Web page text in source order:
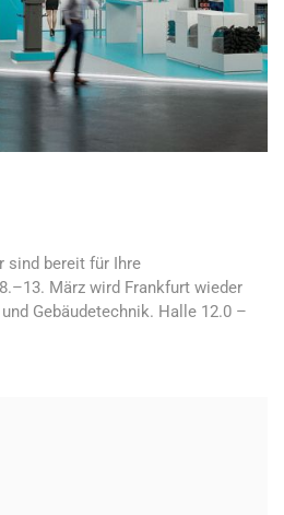
sind bereit für Ihre
März wird Frankfurt wieder
Gebäudetechnik. Halle 12.0 –